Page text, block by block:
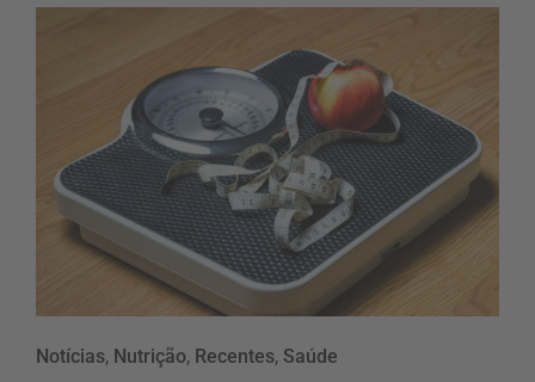
Notícias, Nutrição, Recentes, Saúde